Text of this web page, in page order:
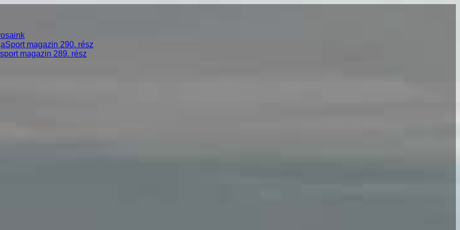
magazin 290. rész
magazin 289. rész